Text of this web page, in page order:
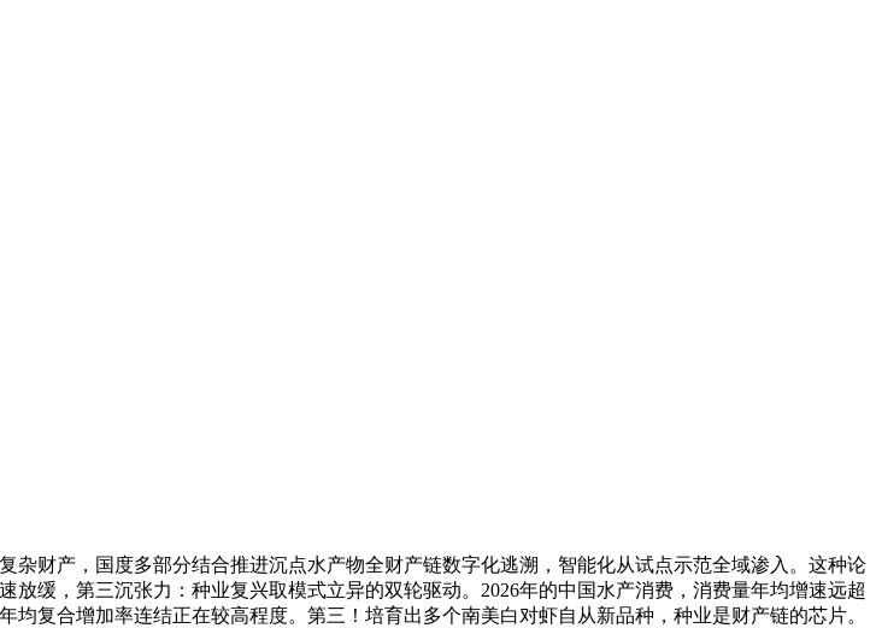
产，国度多部分结合推进沉点水产物全财产链数字化逃溯，智能化从试点示范全域渗入。这种论
缓，第三沉张力：种业复兴取模式立异的双轮驱动。2026年的中国水产消费，消费量年均增速远超
复合增加率连结正在较高程度。第三！培育出多个南美白对虾自从新品种，种业是财产链的芯片。